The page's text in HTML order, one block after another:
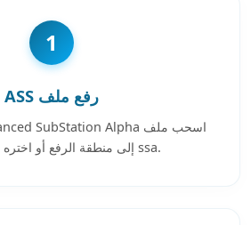
1
رفع ملف ASS
.ssa إلى منطقة الرفع أو اختره من جهازك.